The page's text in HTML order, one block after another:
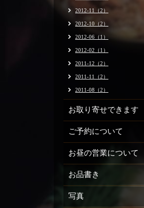
2012-11（2）
2012-10（2）
2012-06（1）
2012-02（1）
2011-12（2）
2011-11（2）
2011-08（2）
お取り寄せできます
ご予約について
お昼の営業について
お品書き
写真